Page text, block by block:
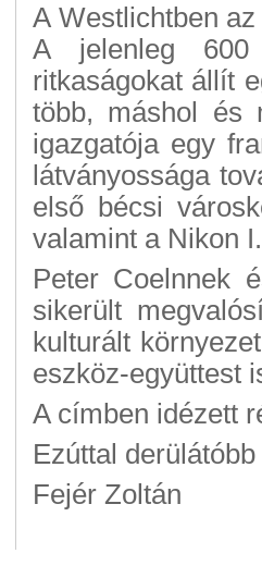
A Westlichtben
A jelenleg 600
ritkaságokat állít
több, máshol és
igazgatója egy
látványossága
első bécsi
valamint a Nikon
Peter Coelnnek
sikerült
kulturált
eszköz-együttest
A címben idézett
Ezúttal
Fejér Zoltán